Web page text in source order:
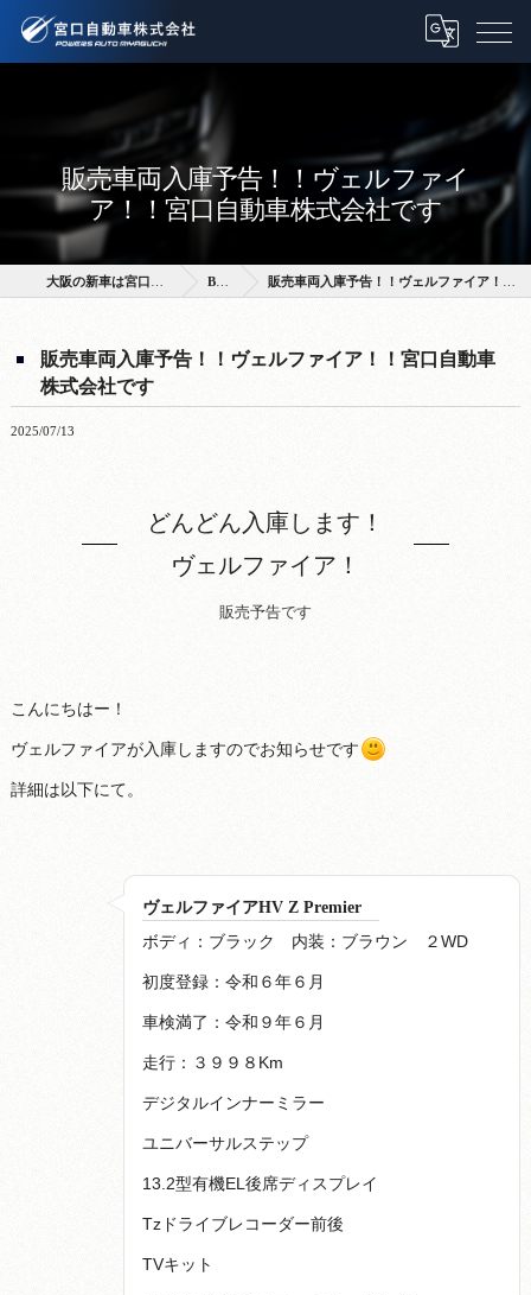
販売車両入庫予告！！ヴェルファイ
ア！！宮口自動車株式会社です
BLOG 販売車両入庫予告！！ヴェルファイア！！宮口自動車株式会社です
販売車両入庫予告！！ヴェルファイア！！宮口自動車
株式会社です
2025/07/13
どんどん入庫します！
ヴェルファイア！
販売予告です
こんにちはー！
ヴェルファイアが入庫しますのでお知らせです
詳細は以下にて。
ヴェルファイアHV Z Premier
ボディ：ブラック 内装：ブラウン ２WD
初度登録：令和６年６月
車検満了：令和９年６月
走行：３９９８Km
デジタルインナーミラー
ユニバーサルステップ
13.2型有機EL後席ディスプレイ
Tzドライブレコーダー前後
TVキット